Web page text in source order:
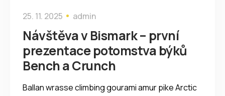
25. 11. 2025 admin
Návštěva v Bismark – první
prezentace potomstva býků
Bench a Crunch
Ballan wrasse climbing gourami amur pike Arctic